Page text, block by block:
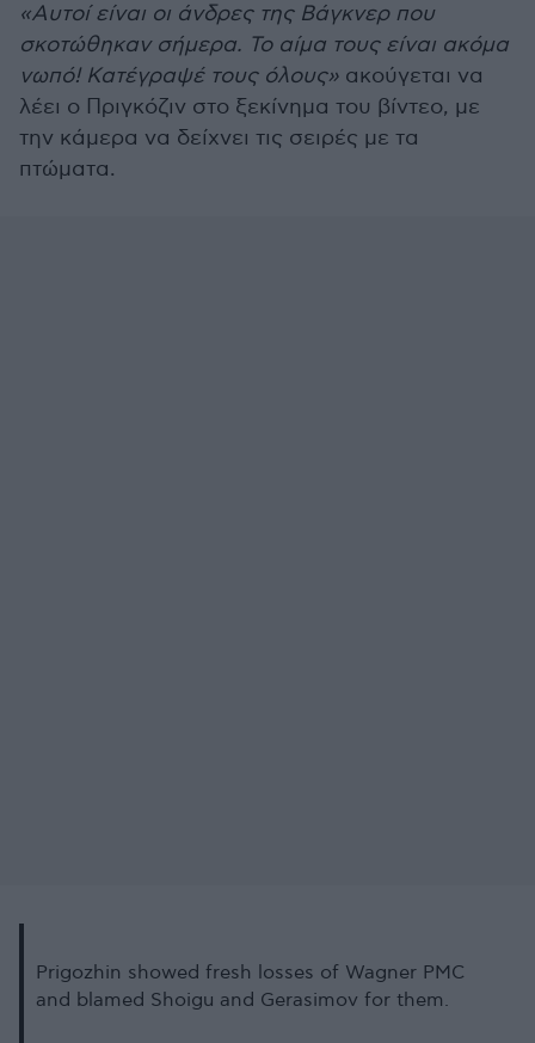
«Αυτοί είναι οι άνδρες της Βάγκνερ που
σκοτώθηκαν σήμερα. Το αίμα τους είναι ακόμα
νωπό! Κατέγραψέ τους όλους» ακούγεται να
λέει ο Πριγκόζιν στο ξεκίνημα του βίντεο, με
την κάμερα να δείχνει τις σειρές με τα
πτώματα.
Prigozhin showed fresh losses of Wagner PMC
and blamed Shoigu and Gerasimov for them.